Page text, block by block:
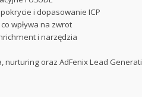
i dopasowanie ICP
wpływa na zwrot
i narzędzia
nurturing oraz AdFenix Lead